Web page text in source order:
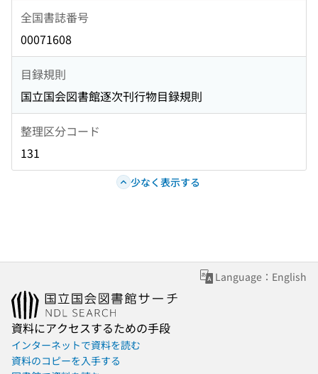
全国書誌番号
00071608
目録規則
国立国会図書館逐次刊行物目録規則
整理区分コード
131
少なく表示する
Language：English
資料にアクセスするための手段
インターネットで資料を読む
資料のコピーを入手する